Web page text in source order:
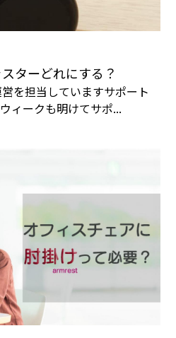
ターどれにする？
を担当していますサポート
ィークも明けてサポ...